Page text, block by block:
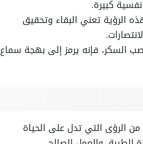
كبيرة.
تعني البقاء وتحقيق
السكر، فإنه يرمز إلى بهجة سماع
الرؤى التي تدل على الحياة